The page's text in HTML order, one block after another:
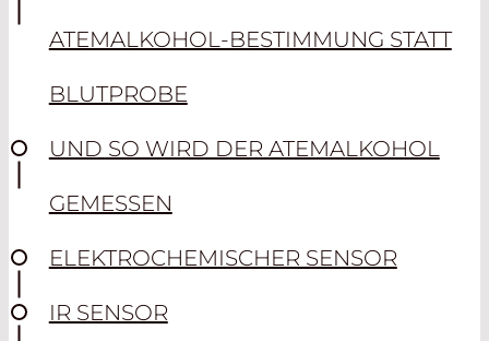
ATEMALKOHOL-BESTIMMUNG STATT
BLUTPROBE
UND SO WIRD DER ATEMALKOHOL
GEMESSEN
ELEKTROCHEMISCHER SENSOR
IR SENSOR